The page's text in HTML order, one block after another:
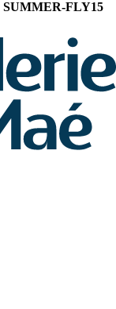
SUMMER-FLY15